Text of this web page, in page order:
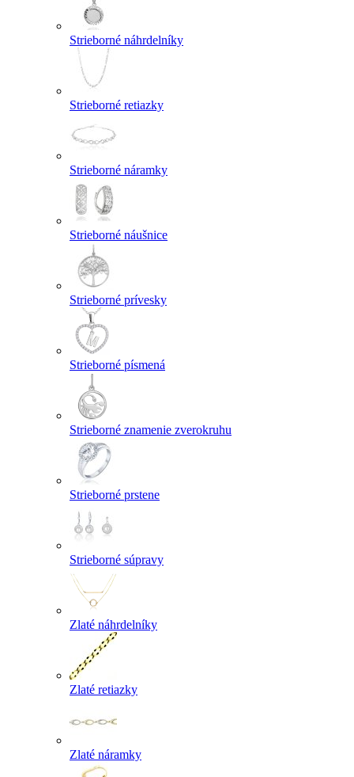
Strieborné náhrdelníky
Strieborné retiazky
Strieborné náramky
Strieborné náušnice
Strieborné prívesky
Strieborné písmená
Strieborné znamenie zverokruhu
Strieborné prstene
Strieborné súpravy
Zlaté náhrdelníky
Zlaté retiazky
Zlaté náramky